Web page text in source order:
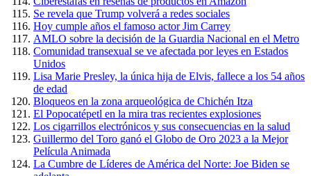
Se revela que Trump volverá a redes sociales
Hoy cumple años el famoso actor Jim Carrey
AMLO sobre la decisión de la Guardia Nacional en el Metro
Comunidad transexual se ve afectada por leyes en Estados
Unidos
Lisa Marie Presley, la única hija de Elvis, fallece a los 54 años
de edad
Bloqueos en la zona arqueológica de Chichén Itza
El Popocatépetl en la mira tras recientes explosiones
Los cigarrillos electrónicos y sus consecuencias en la salud
Guillermo del Toro ganó el Globo de Oro 2023 a la Mejor
Película Animada
La Cumbre de Líderes de América del Norte: Joe Biden se